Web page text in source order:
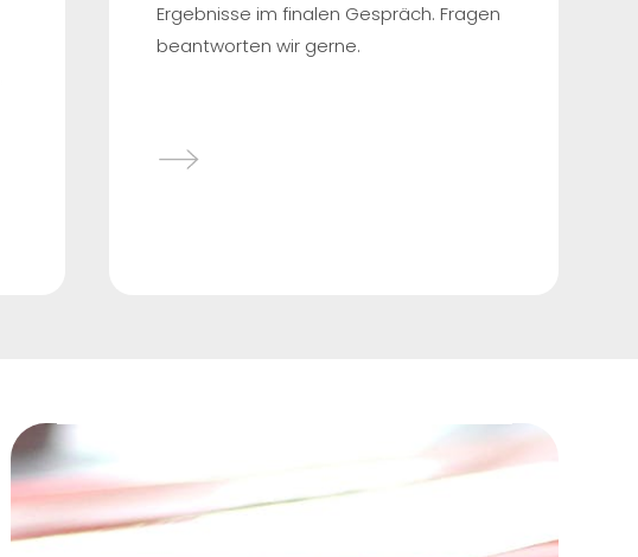
Ergebnisse im finalen Gespräch. Fragen
beantworten wir gerne.